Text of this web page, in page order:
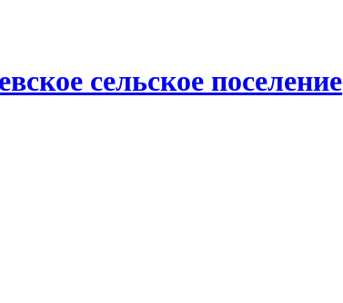
сельское поселение